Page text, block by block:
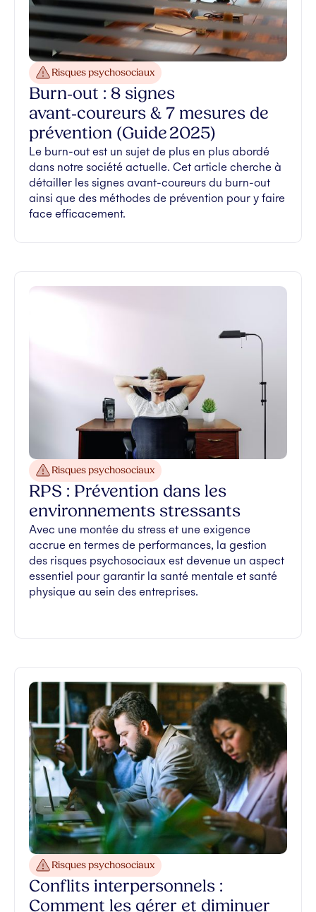
Risques psychosociaux
Burn‑out : 8 signes
avant‑coureurs & 7 mesures de
prévention (Guide 2025)
Le burn-out est un sujet de plus en plus abordé
dans notre société actuelle. Cet article cherche à
détailler les signes avant-coureurs du burn-out
ainsi que des méthodes de prévention pour y faire
face efficacement.
Risques psychosociaux
RPS : Prévention dans les
environnements stressants
Avec une montée du stress et une exigence
accrue en termes de performances, la gestion
des risques psychosociaux est devenue un aspect
essentiel pour garantir la santé mentale et santé
physique au sein des entreprises.
Risques psychosociaux
Conflits interpersonnels :
Comment les gérer et diminuer